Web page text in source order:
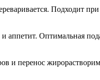
Подходит при
аппетит. Оптимальная
и перенос